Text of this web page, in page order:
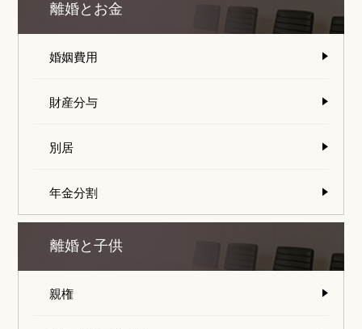
離婚とお金
婚姻費用
財産分与
別居
年金分割
離婚と子供
親権